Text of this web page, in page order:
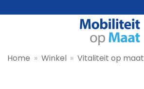
naar
Home » Winkel » Vitaliteit op maat